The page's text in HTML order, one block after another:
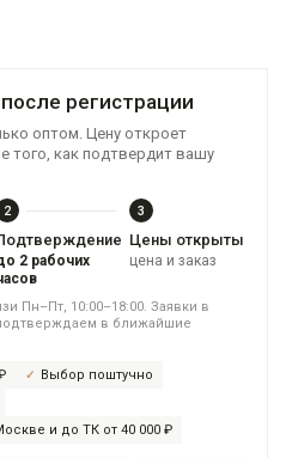
регистрации
оптом. Цену откроет
того, как подтвердит вашу
2
2 рабочих
3
Цены открыты
цена и заказ
Пн–Пт, 10:00–18:00. Заявки в
в ближайшие
Выбор поштучно
и до ТК от 40 000 ₽